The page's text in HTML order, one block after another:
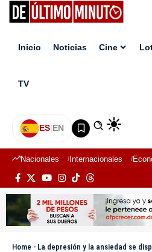
Inicio Noticias Cine
TV
ES|EN
Nacionales Internacionales
Home - La depresión y la ansiedad se dispararon